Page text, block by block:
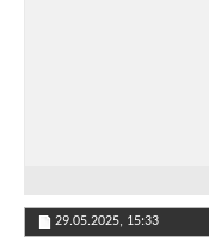
29.05.2025, 15:33